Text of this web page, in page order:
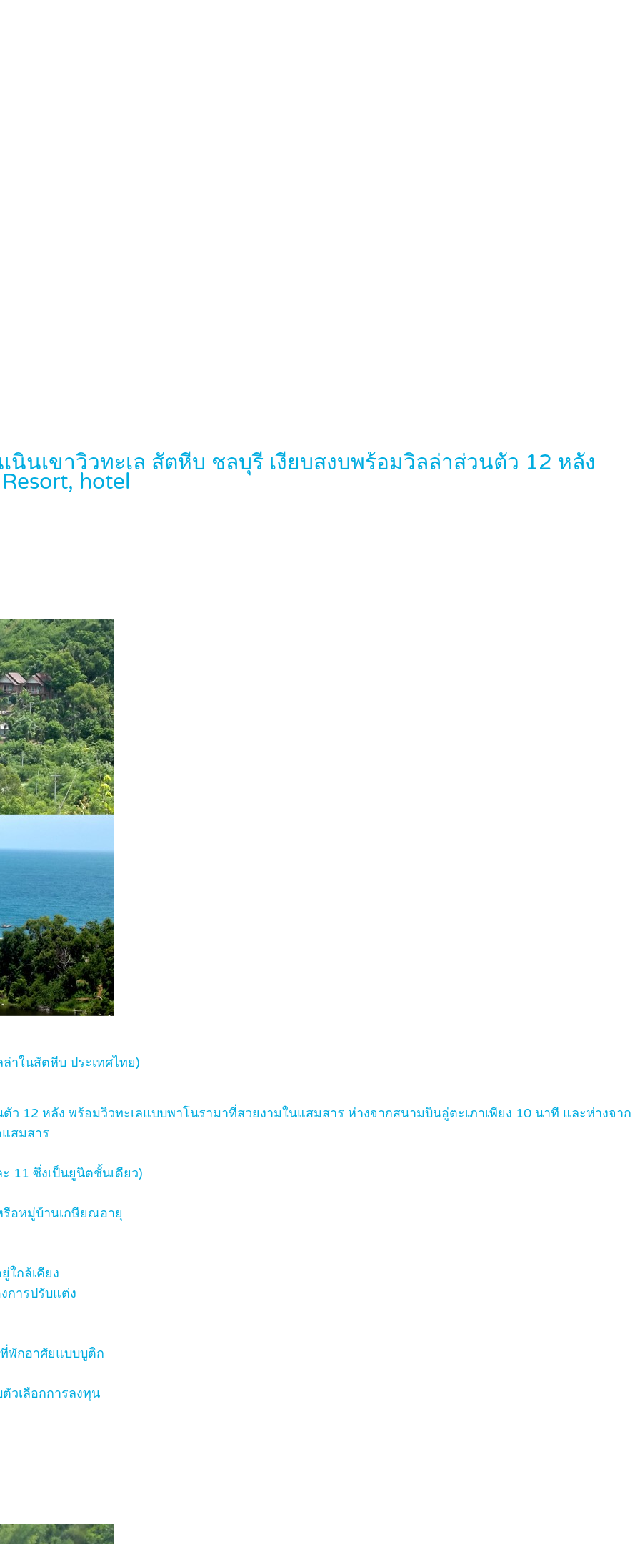
นินเขาวิวทะเล สัตหีบ ชลบุรี เงียบสงบพร้อมวิลล่าส่วนตัว 12 หลัง
Resort, hotel
าในสัตหีบ ประเทศไทย)
ว 12 หลัง พร้อมวิวทะเลแบบพาโนรามาที่สวยงามในแสมสาร ห่างจากสนามบินอู่ตะเภาเพียง 10 นาที และห่างจาก
สมสาร
11 ซึ่งเป็นยูนิตชั้นเดียว)
รือหมู่บ้านเกษียณอายุ
ใกล้เคียง
การปรับแต่ง
พักอาศัยแบบบูติก
วเลือกการลงทุน